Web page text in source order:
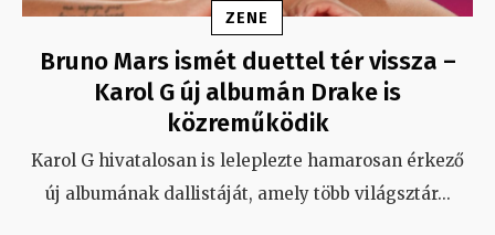
ZENE
Bruno Mars ismét duettel tér vissza –
Karol G új albumán Drake is
közreműködik
Karol G hivatalosan is leleplezte hamarosan érkező
új albumának dallistáját, amely több világsztár...